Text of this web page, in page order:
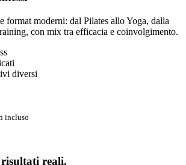
format moderni: dal Pilates allo Yoga, dalla
con mix tra efficacia e coinvolgimento.
diversi
incluso
reali.